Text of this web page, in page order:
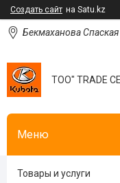
Создать сайт на Satu.kz
Бекмаханова
ТОО" TRADE
Товары и услуги